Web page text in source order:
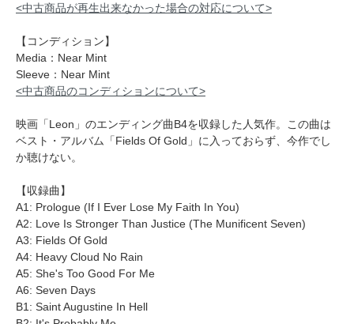
<中古商品が再生出来なかった場合の対応について>
【コンディション】
Media：Near Mint
Sleeve：Near Mint
<中古商品のコンディションについて>
映画「Leon」のエンディング曲B4を収録した人気作。この曲は
ベスト・アルバム「Fields Of Gold」に入っておらず、今作でし
か聴けない。
【収録曲】
A1: Prologue (If I Ever Lose My Faith In You)
A2: Love Is Stronger Than Justice (The Munificent Seven)
A3: Fields Of Gold
A4: Heavy Cloud No Rain
A5: She's Too Good For Me
A6: Seven Days
B1: Saint Augustine In Hell